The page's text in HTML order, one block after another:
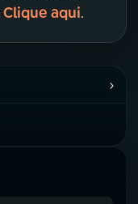
Clique aqui.
›